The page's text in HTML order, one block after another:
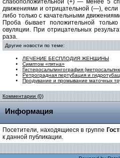
слабоположительной (+) — менее 5
движениями и отрицательной (—),
либо только с качательными
Проба бывает положительной
овуляции. При отрицательных
раза.
Другие новости по теме:
ЛЕЧЕНИЕ БЕСПЛОДИЯ ЖЕНЩИНЫ
Симптом «пятна»
Гистеросальпингография
Ретроградная пертубация и
Продувание и промывание маточных
Комментарии (0)
Информация
Посетители, находящиеся в группе
к данной публикации.